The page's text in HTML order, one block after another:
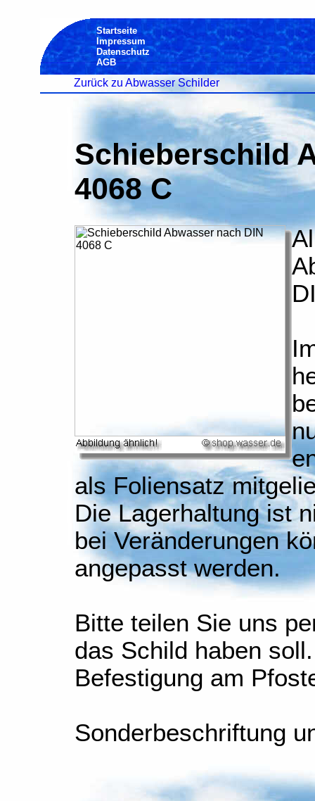
Startseite
Impressum
Datenschutz
AGB
Zurück zu Abwasser Schilder
Schieberschild
4068 C
als Foliensatz
Die Lagerhaltung ist
bei Veränderungen
angepasst werden.
Bitte teilen Sie uns
das Schild haben
Befestigung am
Sonderbeschriftung